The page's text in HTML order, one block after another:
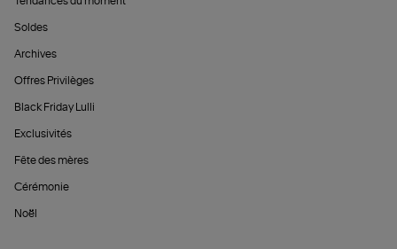
Soldes
Archives
Offres Privilèges
Black Friday Lulli
Exclusivités
Fête des mères
Cérémonie
Noël